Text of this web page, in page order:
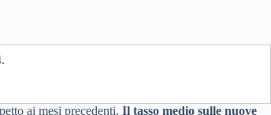
ai mesi precedenti. Il tasso medio sulle nuove